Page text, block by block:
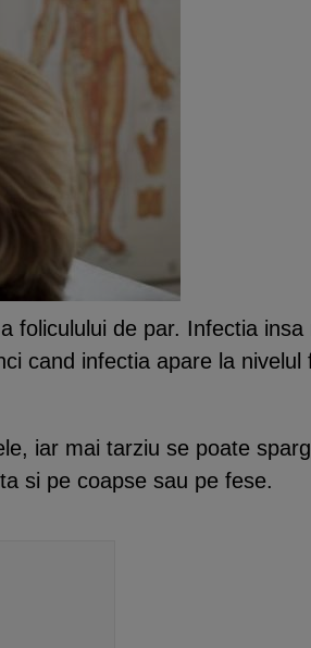
foliculului de par. Infectia
cand infectia apare la
iar mai tarziu se poate
si pe coapse sau pe fese.